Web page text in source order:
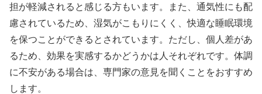
担が軽減されると感じる方もいます。また、通気性にも配
慮されているため、湿気がこもりにくく、快適な睡眠環境
を保つことができるとされています。ただし、個人差があ
るため、効果を実感するかどうかは人それぞれです。体調
に不安がある場合は、専門家の意見を聞くことをおすすめ
します。